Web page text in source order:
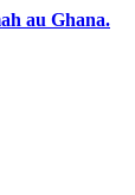
au Ghana.